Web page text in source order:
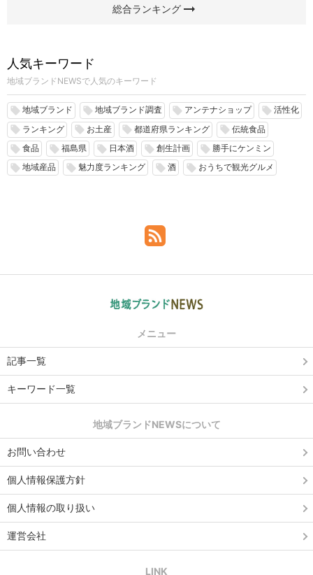
総合ランキングarrow_right_alt
人気キーワード
地域ブランドNEWSで人気のキーワード
local_offer 地域ブランド local_offer 地域ブランド調査 local_offer アンテナショップ local_offer 活性化
local_offer ランキング local_offer お土産 local_offer 都道府県ランキング local_offer 伝統食品
local_offer 食品 local_offer 福島県 local_offer 日本酒 local_offer 創生計画 local_offer 勝手にケンミン
local_offer 地域産品 local_offer 魅力度ランキング local_offer 酒 local_offer おうちで観光グルメ
メニュー
記事一覧
キーワード一覧
地域ブランドNEWSについて
お問い合わせ
個人情報保護方針
個人情報の取り扱い
運営会社
LINK